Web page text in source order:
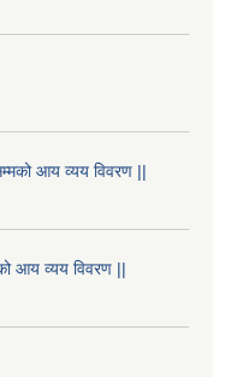
आय व्यय विवरण ||
आय व्यय विवरण ||